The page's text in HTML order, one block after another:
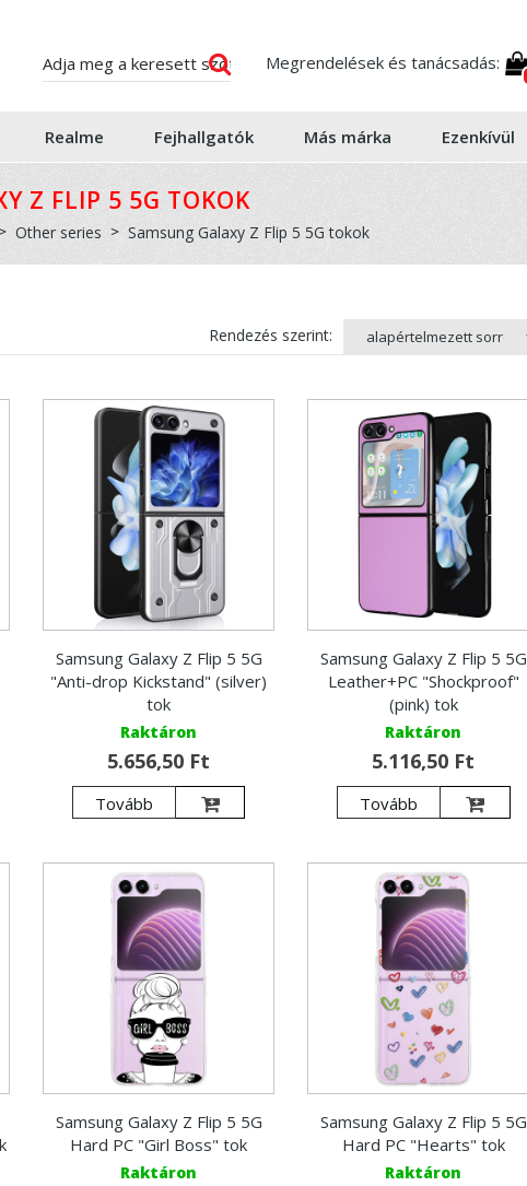
Megrendelések és tanácsadás:
Realme Fejhallgatók Más márka Ezenkívül
Z FLIP 5 5G TOKOK
Other series Samsung Galaxy Z Flip 5 5G tokok
Rendezés szerint:
Samsung Galaxy Z Flip 5 5G
"Anti-drop Kickstand" (silver)
tok
Raktáron
5.656,50 Ft
Tovább
Samsung Galaxy Z Flip 5 5G
Leather+PC "Shockproof"
(pink) tok
Raktáron
5.116,50 Ft
Tovább
Samsung Galaxy Z Flip 5 5G
Hard PC "Girl Boss" tok
Raktáron
Samsung Galaxy Z Flip 5 5G
Hard PC "Hearts" tok
Raktáron